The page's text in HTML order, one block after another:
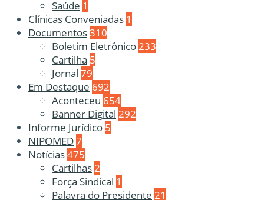
Saúde 1
Clínicas Conveniadas 1
Documentos310
Boletim Eletrônico233
Cartilha 5
Jornal 79
Em Destaque 692
Aconteceu 654
Banner Digital 292
Informe Jurídico 5
NIPOMED7
Notícias475
Cartilhas2
Força Sindical 1
Palavra do Presidente 21